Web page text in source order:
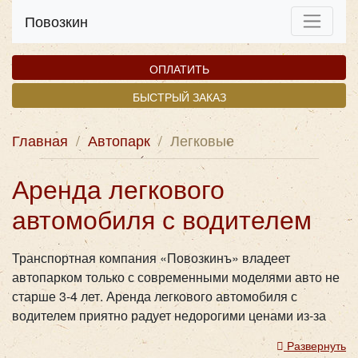
Повозкин
ОПЛАТИТЬ
БЫСТРЫЙ ЗАКАЗ
Главная / Автопарк / Легковые
Аренда легкового
автомобиля с водителем
Транспортная компания «Повозкинъ» владеет
автопарком только с современными моделями авто не
старше 3-4 лет. Аренда легкового автомобиля с
водителем приятно радует недорогими ценами из-за
продуманной логистической системы в столичном
регионе. Деловые люди часто сталкиваются соРазвернуть